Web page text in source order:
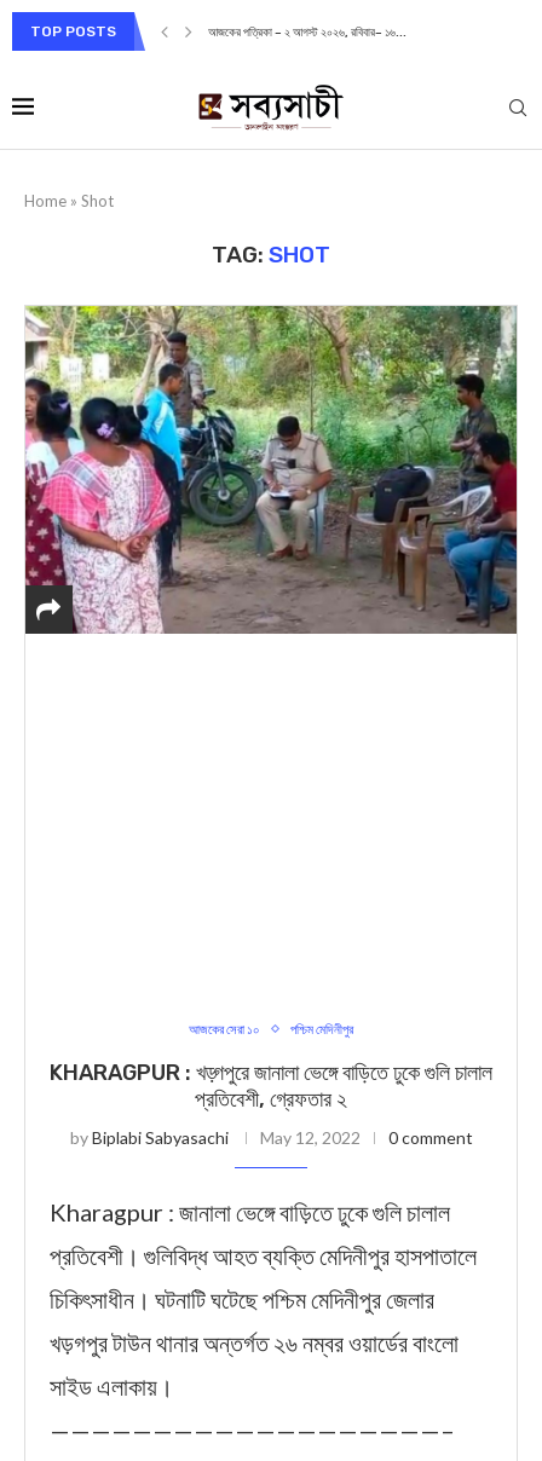
TOP POSTS আজকের পত্রিকা – ২ আগস্ট ২০২৬, রবিবার– ১৬...
Home » Shot
TAG: SHOT
আজকের সেরা ১০ পশ্চিম মেদিনীপুর
KHARAGPUR : খড়্গপুরে জানালা ভেঙ্গে বাড়িতে ঢুকে গুলি চালাল
প্রতিবেশী, গ্রেফতার ২
byBiplabi Sabyasachi May 12, 2022 0 comment
Kharagpur : জানালা ভেঙ্গে বাড়িতে ঢুকে গুলি চালাল
প্রতিবেশী। গুলিবিদ্ধ আহত ব্যক্তি মেদিনীপুর হাসপাতালে
চিকিৎসাধীন। ঘটনাটি ঘটেছে পশ্চিম মেদিনীপুর জেলার
খড়গপুর টাউন থানার অন্তর্গত ২৬ নম্বর ওয়ার্ডের বাংলো
সাইড এলাকায়।
———————————————————–